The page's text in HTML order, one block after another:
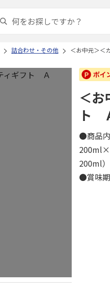
詰合わせ・その他 ＜お中元＞＜
＜お
ト
●商品
200ml
●賞味